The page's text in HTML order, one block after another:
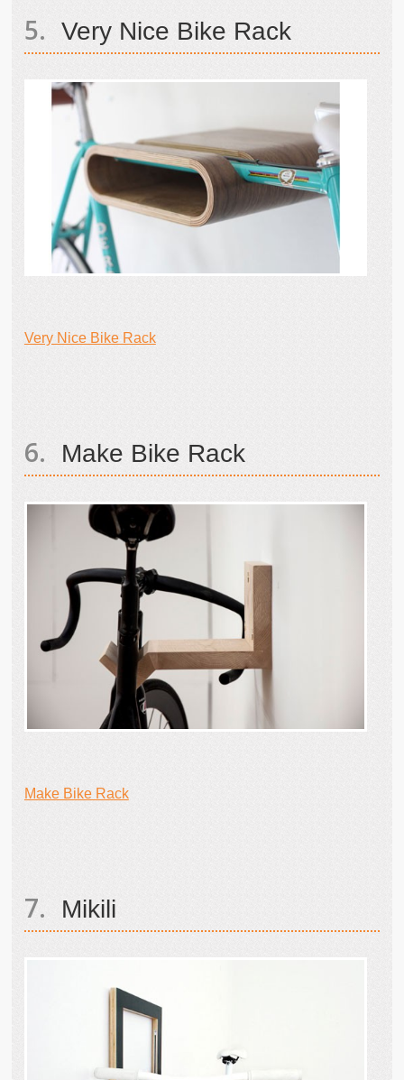
Very Nice Bike Rack
Very Nice Bike Rack
Make Bike Rack
Make Bike Rack
Mikili